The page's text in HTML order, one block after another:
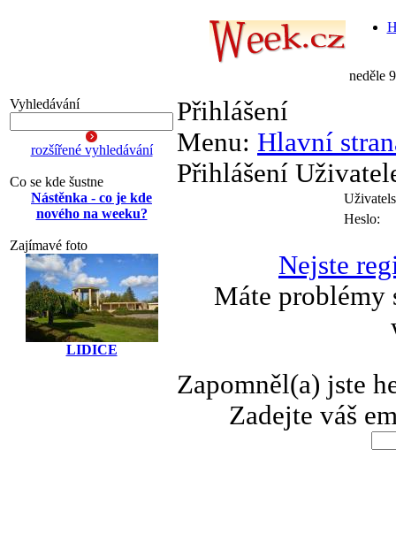
neděle
Vyhledávání
rozšířené vyhledávání
Co se kde šustne
Nástěnka - co je kde
nového na weeku?
Zajímavé foto
LIDICE
Přihlášení
Menu: Hlavní
Přihlášení
Heslo:
Nejste
Máte problémy
Zapomněl(a) jste
Zadejte váš